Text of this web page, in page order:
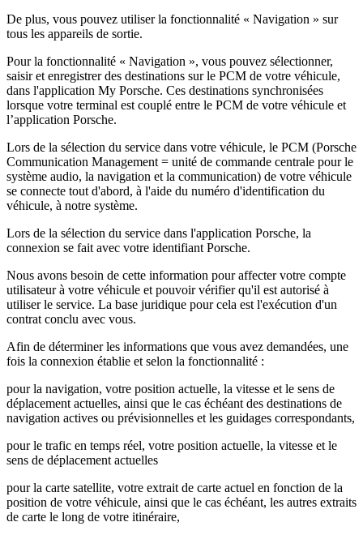
De plus, vous pouvez utiliser la fonctionnalité « Navigation » sur
tous les appareils de sortie.
Pour la fonctionnalité « Navigation », vous pouvez sélectionner,
saisir et enregistrer des destinations sur le PCM de votre véhicule,
dans l'application My Porsche. Ces destinations synchronisées
lorsque votre terminal est couplé entre le PCM de votre véhicule et
l’application Porsche.
Lors de la sélection du service dans votre véhicule, le PCM (Porsche
Communication Management = unité de commande centrale pour le
système audio, la navigation et la communication) de votre véhicule
se connecte tout d'abord, à l'aide du numéro d'identification du
véhicule, à notre système.
Lors de la sélection du service dans l'application Porsche, la
connexion se fait avec votre identifiant Porsche.
Nous avons besoin de cette information pour affecter votre compte
utilisateur à votre véhicule et pouvoir vérifier qu'il est autorisé à
utiliser le service. La base juridique pour cela est l'exécution d'un
contrat conclu avec vous.
Afin de déterminer les informations que vous avez demandées, une
fois la connexion établie et selon la fonctionnalité :
pour la navigation, votre position actuelle, la vitesse et le sens de
déplacement actuelles, ainsi que le cas échéant des destinations de
navigation actives ou prévisionnelles et les guidages correspondants,
pour le trafic en temps réel, votre position actuelle, la vitesse et le
sens de déplacement actuelles
pour la carte satellite, votre extrait de carte actuel en fonction de la
position de votre véhicule, ainsi que le cas échéant, les autres extraits
de carte le long de votre itinéraire,